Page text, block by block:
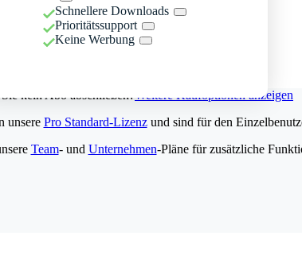
Schnellere Downloads
Prioritätssupport
Keine Werbung
kein Abo abschließen?Weitere Kaufoptionen anzeigen
unsere Pro Standard-Lizenzund sind für den
Team- und Unternehmen-Pläne für zusätzliche